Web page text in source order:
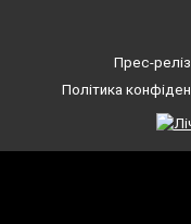
Прес-
Політика